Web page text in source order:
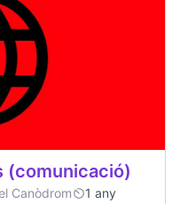
(comunicació)
Canòdrom
1 any